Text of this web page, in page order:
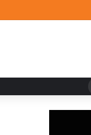
emergentes y